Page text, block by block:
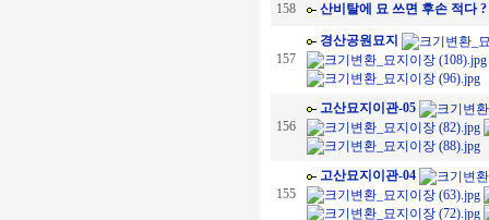
158 산비탈에 묘 쓰면 후손 적다
157
경산공원묘지
156
고산묘지이관-05
155
고산묘지이관-04